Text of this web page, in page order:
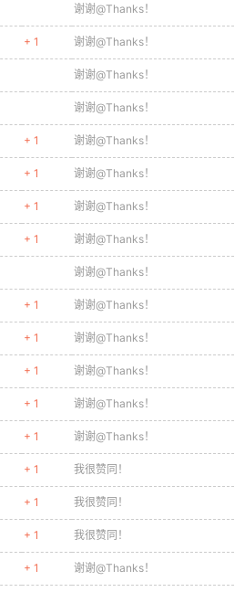
谢谢@Thanks！
+ 1 谢谢@Thanks！
谢谢@Thanks！
谢谢@Thanks！
+ 1 谢谢@Thanks！
+ 1 谢谢@Thanks！
+ 1 谢谢@Thanks！
+ 1 谢谢@Thanks！
谢谢@Thanks！
+ 1 谢谢@Thanks！
+ 1 谢谢@Thanks！
+ 1 谢谢@Thanks！
+ 1 谢谢@Thanks！
+ 1 谢谢@Thanks！
+ 1 我很赞同！
+ 1 我很赞同！
+ 1 我很赞同！
+ 1 谢谢@Thanks！